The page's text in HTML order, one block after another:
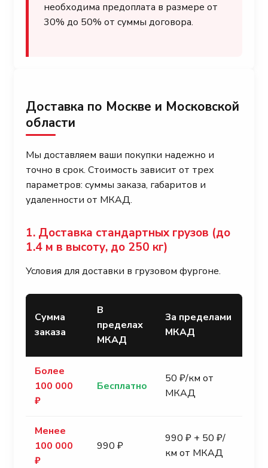
необходима предоплата в размере от
30% до 50% от суммы договора.
Доставка по Москве и Московской
области
Мы доставляем ваши покупки надежно и
точно в срок. Стоимость зависит от трех
параметров: суммы заказа, габаритов и
удаленности от МКАД.
1. Доставка стандартных грузов (до
1.4 м в высоту, до 250 кг)
Условия для доставки в грузовом фургоне.
Сумма
заказа
В
пределах
МКАД
За пределами
МКАД
Более
100 000
₽
Бесплатно
50 ₽/км от
МКАД
Менее
100 000
₽
990 ₽
990 ₽ + 50 ₽/
км от МКАД